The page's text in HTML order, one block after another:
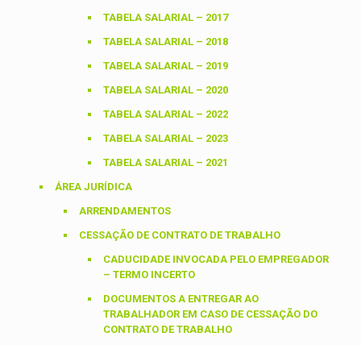
TABELA SALARIAL – 2017
TABELA SALARIAL – 2018
TABELA SALARIAL – 2019
TABELA SALARIAL – 2020
TABELA SALARIAL – 2022
TABELA SALARIAL – 2023
TABELA SALARIAL – 2021
ÁREA JURÍDICA
ARRENDAMENTOS
CESSAÇÃO DE CONTRATO DE TRABALHO
CADUCIDADE INVOCADA PELO EMPREGADOR
– TERMO INCERTO
DOCUMENTOS A ENTREGAR AO
TRABALHADOR EM CASO DE CESSAÇÃO DO
CONTRATO DE TRABALHO